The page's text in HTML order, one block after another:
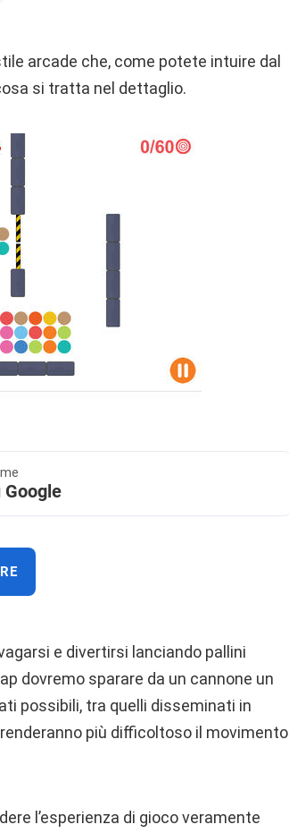
arcade che, come potete intuire dal
si tratta nel dettaglio.
e divertirsi lanciando pallini
dovremo sparare da un cannone un
possibili, tra quelli disseminati in
più difficoltoso il movimento
l’esperienza di gioco veramente